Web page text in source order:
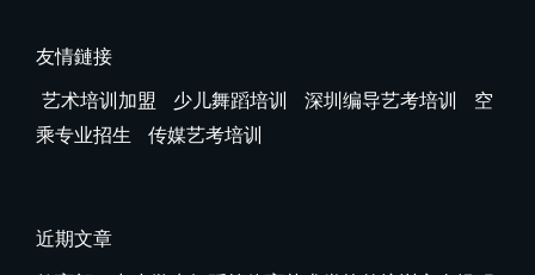
友情鏈接
艺术培训加盟
少儿舞蹈培训 深圳编导艺考培训
空
乘专业招生
传媒艺考培训
近期文章